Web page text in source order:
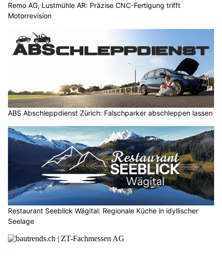
Remo AG, Lustmühle AR: Präzise CNC-Fertigung trifft
Motorrevision
ABS Abschleppdienst Zürich: Falschparker abschleppen lassen
Restaurant Seeblick Wägital: Regionale Küche in idyllischer
Seelage